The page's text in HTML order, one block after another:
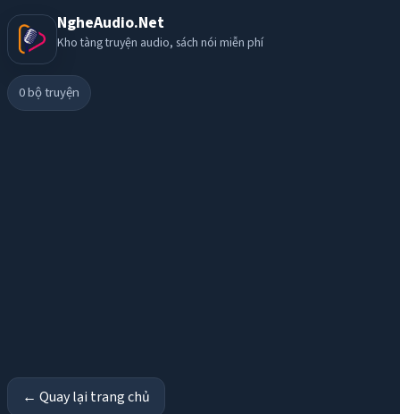
NgheAudio.Net
Kho tàng truyện audio, sách nói miễn phí
0bộ truyện
← Quay lại trang chủ